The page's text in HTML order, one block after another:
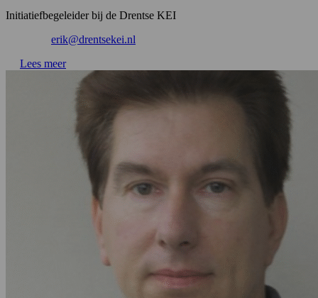
Initiatiefbegeleider bij de Drentse KEI
erik@drentsekei.nl
Lees meer